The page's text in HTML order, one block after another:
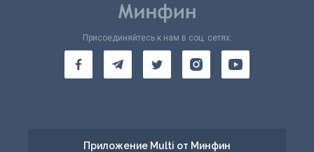
Присоединяйтесь к нам в соц. сетях:
Приложение Multi от Минфин